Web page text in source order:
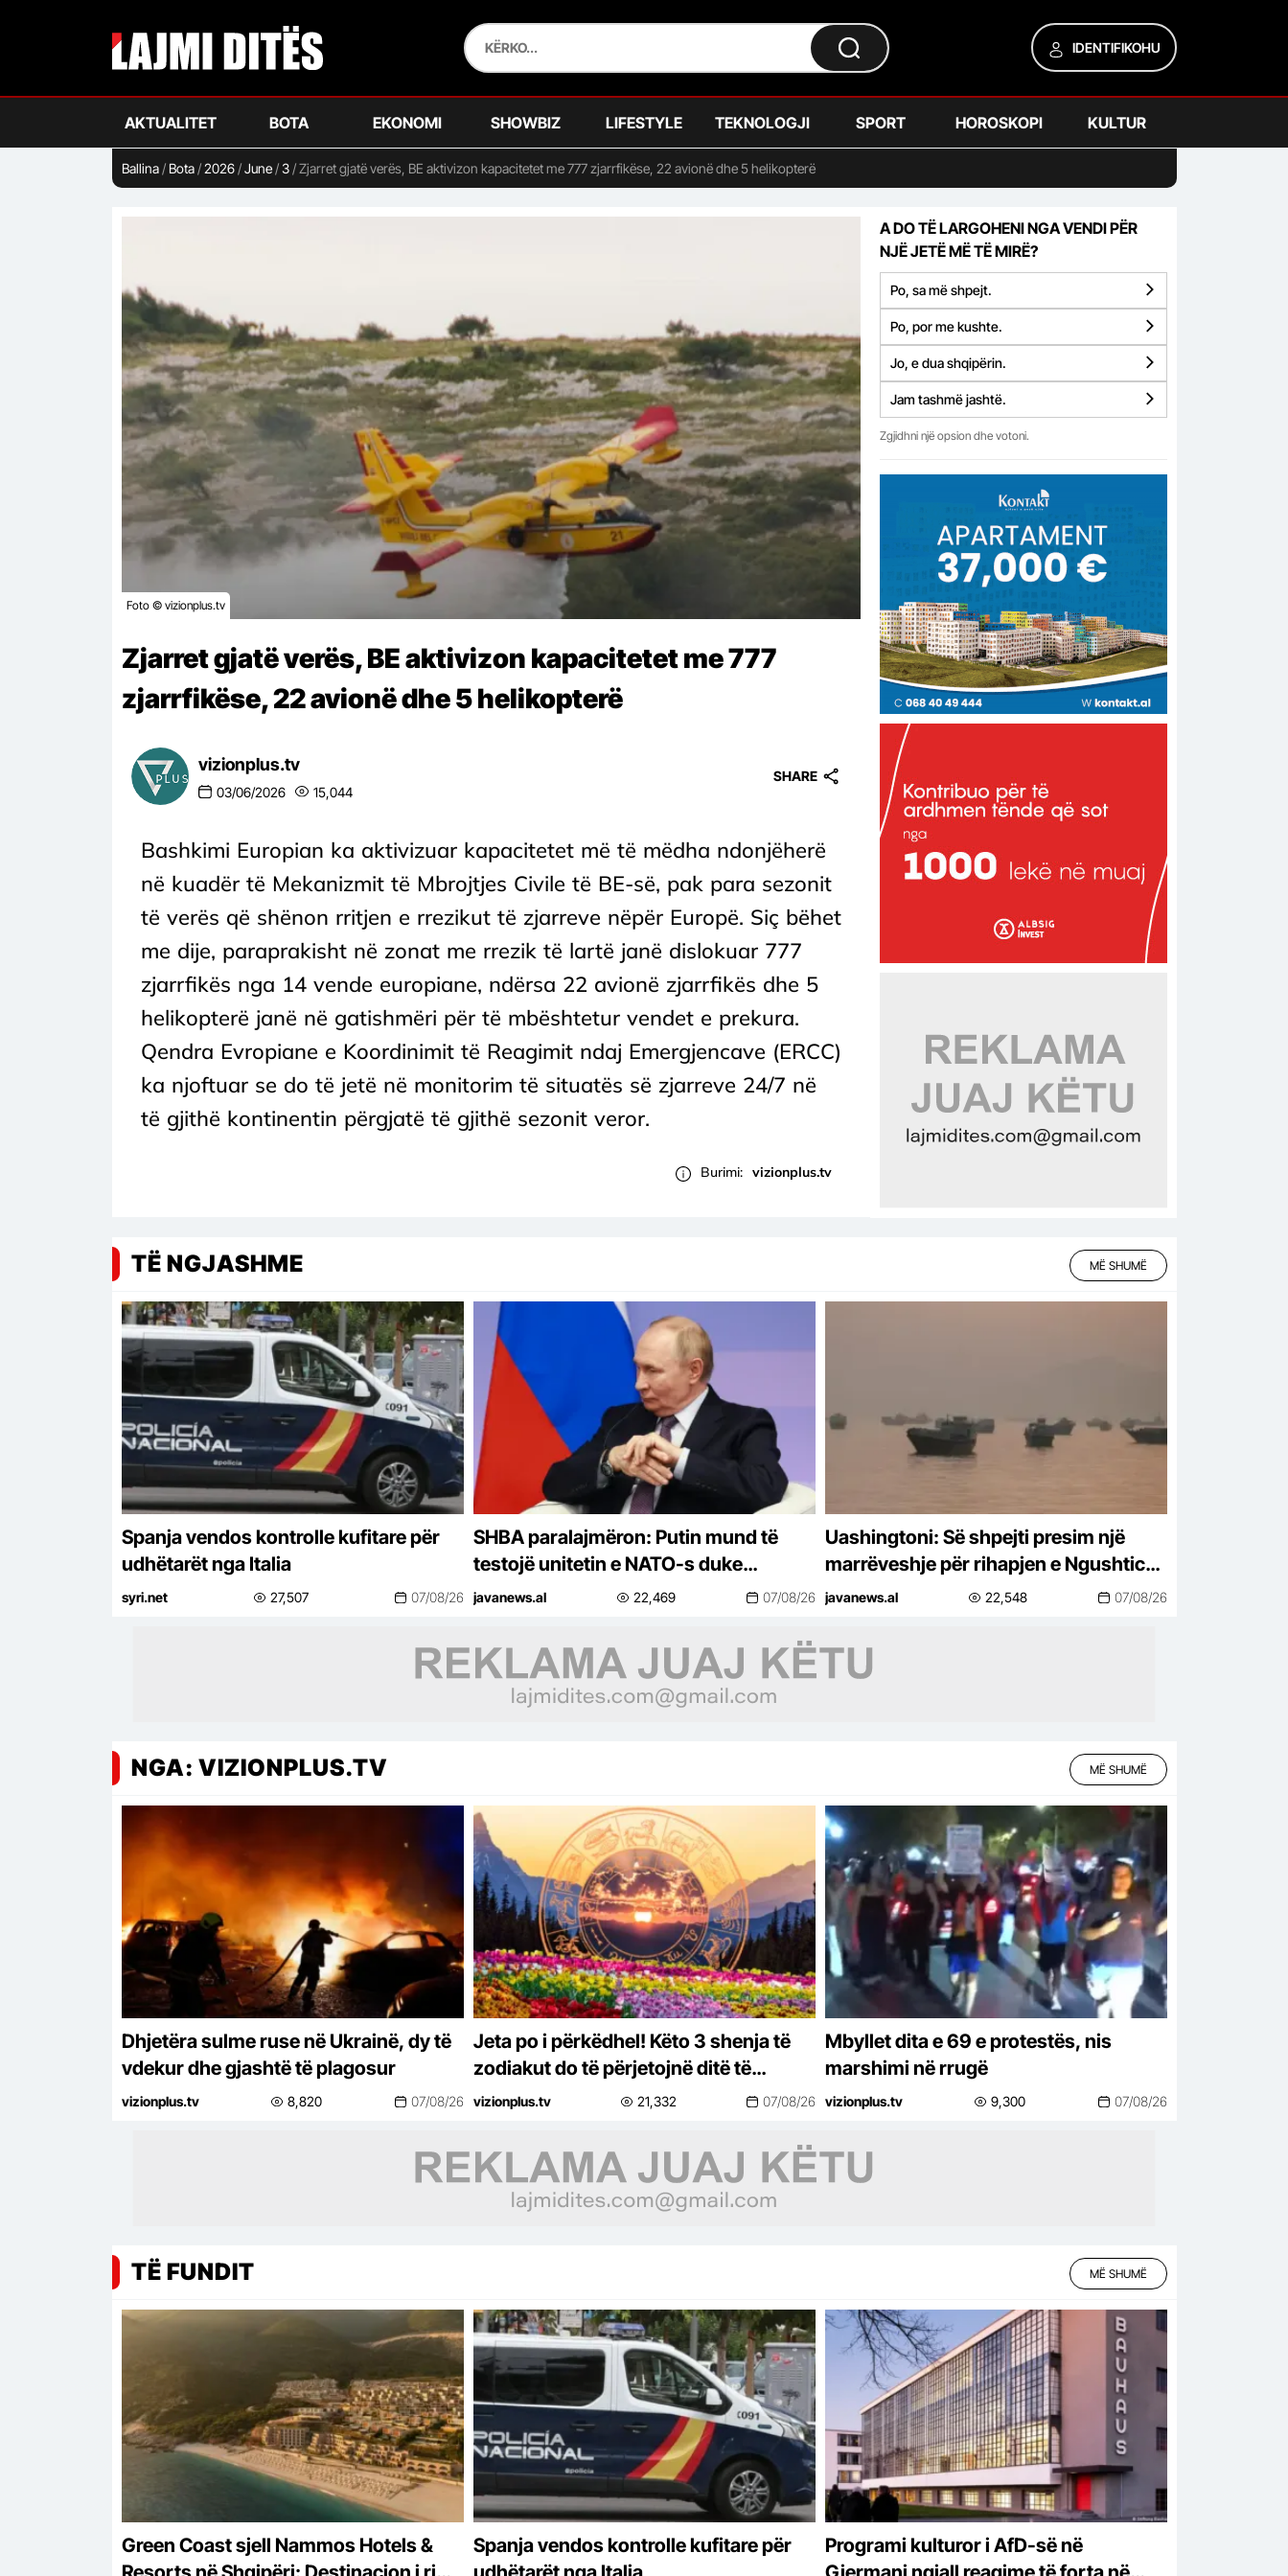
IDENTIFIKOHU
AKTUALITET BOTA EKONOMI SHOWBIZ LIFESTYLE TEKNOLOGJI SPORT HOROSKOPI KULTUR
Ballina/ Bota/2026/June/3/Zjarret gjatë verës, BE aktivizon kapacitetet me 777 zjarrfikëse, 22 avionë dhe 5 helikopterë
Foto © vizionplus.tv
Zjarret gjatë verës, BE aktivizon kapacitetet me 777
zjarrfikëse, 22 avionë dhe 5 helikopterë
vizionplus.tv
03/06/2026 15,044
SHARE
Bashkimi Europian ka aktivizuar kapacitetet më të mëdha ndonjëherë
në kuadër të Mekanizmit të Mbrojtjes Civile të BE-së, pak para sezonit
të verës që shënon rritjen e rrezikut të zjarreve nëpër Europë. Siç bëhet
me dije, paraprakisht në zonat me rrezik të lartë janë dislokuar 777
zjarrfikës nga 14 vende europiane, ndërsa 22 avionë zjarrfikës dhe 5
helikopterë janë në gatishmëri për të mbështetur vendet e prekura.
Qendra Evropiane e Koordinimit të Reagimit ndaj Emergjencave (ERCC)
ka njoftuar se do të jetë në monitorim të situatës së zjarreve 24/7 në
të gjithë kontinentin përgjatë të gjithë sezonit veror.
Burimi: vizionplus.tv
A DO TË LARGOHENI NGA VENDI PËR
NJË JETË MË TË MIRË?
Po, sa më shpejt.
Po, por me kushte.
Jo, e dua shqipërin.
Jam tashmë jashtë.
Zgjidhni një opsion dhe votoni.
TË NGJASHME MË SHUMË
Spanja vendos kontrolle kufitare për
udhëtarët nga Italia
syri.net 27,507 07/08/26
SHBA paralajmëron: Putin mund të
testojë unitetin e NATO-s duke
sulmuar një vend anëtar
javanews.al 22,469 07/08/26
Uashingtoni: Së shpejti presim një
marrëveshje për rihapjen e Ngushticës
së Hormuzit
javanews.al 22,548 07/08/26
NGA: VIZIONPLUS.TV MË SHUMË
Dhjetëra sulme ruse në Ukrainë, dy të
vdekur dhe gjashtë të plagosur
vizionplus.tv 8,820 07/08/26
Jeta po i përkëdhel! Këto 3 shenja të
zodiakut do të përjetojnë ditë të
bukura deri në fund të vitit 2026
vizionplus.tv 21,332 07/08/26
Mbyllet dita e 69 e protestës, nis
marshimi në rrugë
vizionplus.tv 9,300 07/08/26
TË FUNDIT MË SHUMË
Green Coast sjell Nammos Hotels &
Spanja vendos kontrolle kufitare për
Programi kulturor i AfD-së në